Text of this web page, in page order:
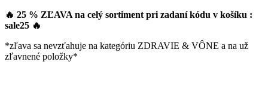
🔥 25 % ZĽAVA na celý sortiment pri zadaní kódu v košíku :
sale25 🔥
*zľava sa nevzťahuje na kategóriu ZDRAVIE & VÔNE a na už
zľavnené položky*